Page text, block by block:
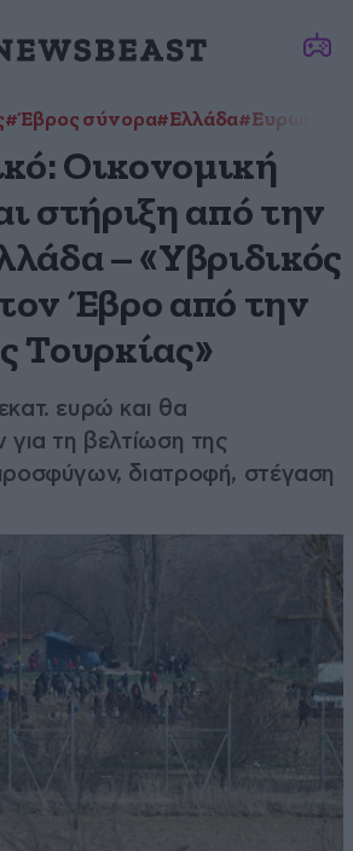
#Έβρος σύνορα#Ελλάδα
Οικονομική
στήριξη από την
– «Υβριδικός
Έβρο από την
Τουρκίας»
ευρώ και θα
για τη βελτίωση της
διατροφή, στέγαση